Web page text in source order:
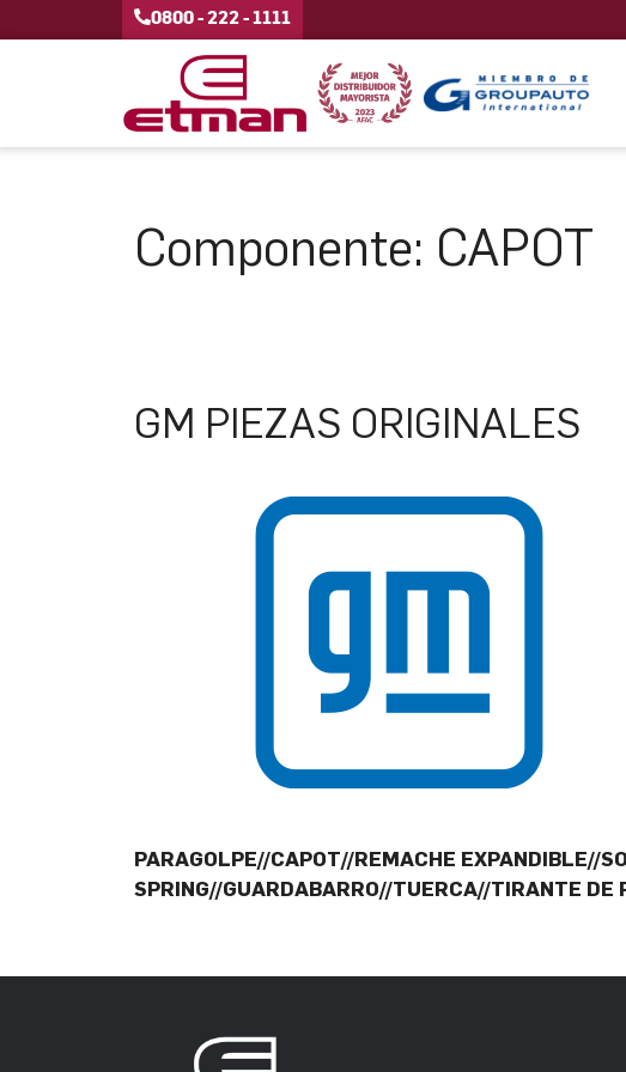
0800 - 222 - 1111
Componente: CAPOT
GM PIEZAS ORIGINALES
PARAGOLPE//CAPOT//REMACHE EXPANDIBLE//
SPRING//GUARDABARRO//TUERCA//TIRANTE DE